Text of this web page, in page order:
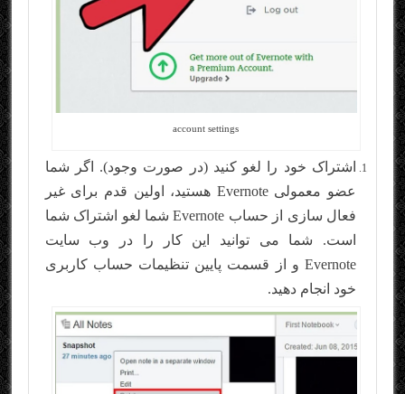
account settings
اشتراک خود را لغو کنید (در صورت وجود). اگر شما
عضو معمولی Evernote هستید، اولین قدم برای غیر
فعال سازی از حساب Evernote شما لغو اشتراک شما
است. شما می توانید این کار را در وب سایت
Evernote و از قسمت پایین تنظیمات حساب کاربری
خود انجام دهید.